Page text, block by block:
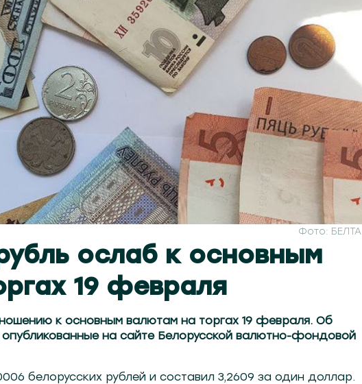
Фото: БЕЛТА
ослаб к основным
19 февраля
к основным валютам на торгах 19 февраля. Об
на сайте Белорусской валютно-фондовой
белорусских рублей и составил 3,2609 за один доллар.